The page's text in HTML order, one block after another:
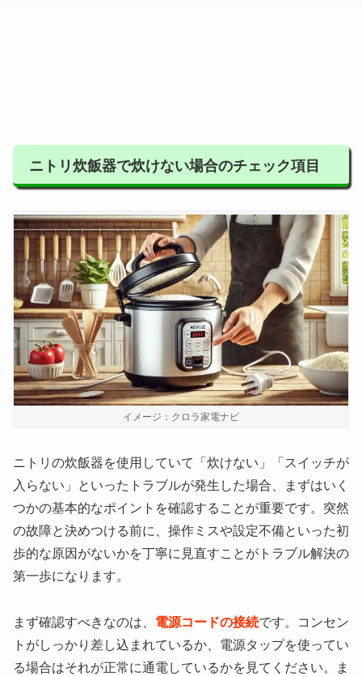
ニトリ炊飯器で炊けない場合のチェック項目
イメージ：クロラ家電ナビ
ニトリの炊飯器を使用していて「炊けない」「スイッチが
入らない」といったトラブルが発生した場合、まずはいく
つかの基本的なポイントを確認することが重要です。突然
の故障と決めつける前に、操作ミスや設定不備といった初
歩的な原因がないかを丁寧に見直すことがトラブル解決の
第一歩になります。
まず確認すべきなのは、 電源コードの接続です。コンセン
トがしっかり差し込まれているか、電源タップを使ってい
る場合はそれが正常に通電しているかを見てください。ま